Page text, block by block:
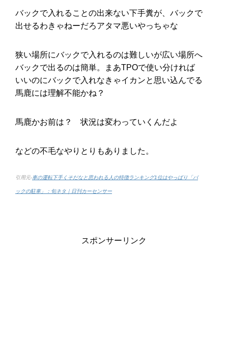
バックで入れることの出来ない下手糞が、バックで
出せるわきゃねーだろアタマ悪いやっちゃな
狭い場所にバックで入れるのは難しいが広い場所へ
バックで出るのは簡単。まあTPOで使い分ければ
いいのにバックで入れなきゃイカンと思い込んでる
馬鹿には理解不能かね？
馬鹿かお前は？ 状況は変わっていくんだよ
などの不毛なやりとりもありました。
引用元-車の運転下手くそだなと思われる人の特徴ランキング1位はやっぱり「バ
ックの駐車」：旬ネタ｜日刊カーセンサー
スポンサーリンク